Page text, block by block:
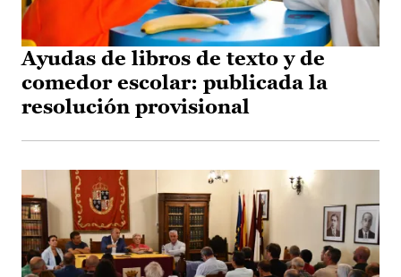
Ayudas de libros de texto y de
comedor escolar: publicada la
resolución provisional